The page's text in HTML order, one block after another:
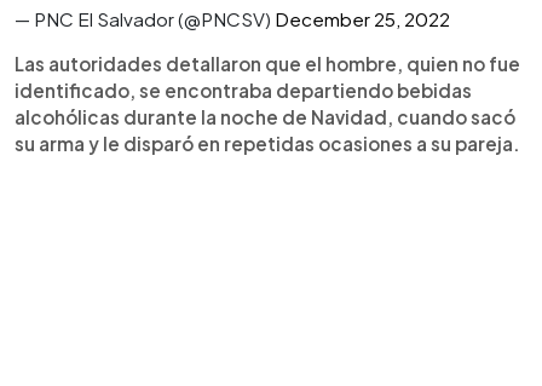
— PNC El Salvador (@PNCSV) December 25, 2022
Las autoridades detallaron que el hombre, quien no fue
identificado, se encontraba departiendo bebidas
alcohólicas durante la noche de Navidad, cuando sacó
su arma y le disparó en repetidas ocasiones a su pareja.